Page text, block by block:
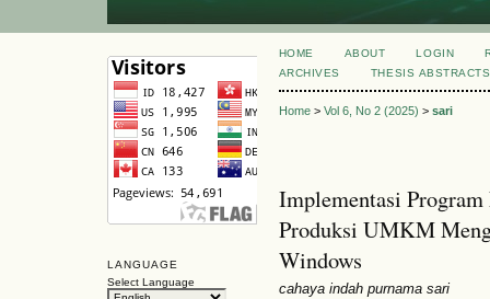
LANGUAGE
Select Language
HOME ABOUT LOGIN
ARCHIVES
THESIS ABSTRACTS
Home> Vol 6, No 2 (2025) > sari
Implementasi
Produksi UMKM
Windows
cahaya indah purnama sari